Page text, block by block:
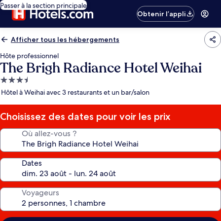
Passer à la section principale
Obtenir l’appli
Afficher tous les hébergements
Hôte professionnel
The Brigh Radiance Hotel Weihai
Hébergement
3.5 étoiles
Hôtel à Weihai avec 3 restaurants et un bar/salon
Choisissez des dates pour voir les prix
Où allez-vous ?
Dates
Voyageurs